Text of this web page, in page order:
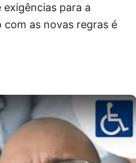
para a
com as novas regras é